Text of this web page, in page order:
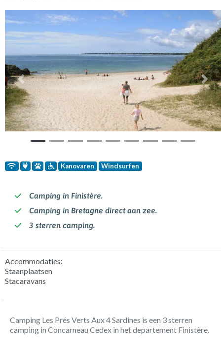
Vorige
Kanovaren Windsurfen
Camping in Finistère.
Camping in Bretagne direct aan zee.
3 sterren camping.
Accommodaties:
Staanplaatsen
Stacaravans
Camping Les Prés Verts Aux 4 Sardines is een 3 sterren
camping in Concarneau Cedex in het departement Finistère.